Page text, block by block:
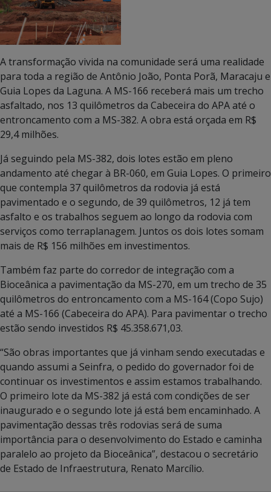
A transformação vivida na comunidade será uma realidade
para toda a região de Antônio João, Ponta Porã, Maracaju e
Guia Lopes da Laguna. A MS-166 receberá mais um trecho
asfaltado, nos 13 quilômetros da Cabeceira do APA até o
entroncamento com a MS-382. A obra está orçada em R$
29,4 milhões.
Já seguindo pela MS-382, dois lotes estão em pleno
andamento até chegar à BR-060, em Guia Lopes. O primeiro
que contempla 37 quilômetros da rodovia já está
pavimentado e o segundo, de 39 quilômetros, 12 já tem
asfalto e os trabalhos seguem ao longo da rodovia com
serviços como terraplanagem. Juntos os dois lotes somam
mais de R$ 156 milhões em investimentos.
Também faz parte do corredor de integração com a
Bioceânica a pavimentação da MS-270, em um trecho de 35
quilômetros do entroncamento com a MS-164 (Copo Sujo)
até a MS-166 (Cabeceira do APA). Para pavimentar o trecho
estão sendo investidos R$ 45.358.671,03.
“São obras importantes que já vinham sendo executadas e
quando assumi a Seinfra, o pedido do governador foi de
continuar os investimentos e assim estamos trabalhando.
O primeiro lote da MS-382 já está com condições de ser
inaugurado e o segundo lote já está bem encaminhado. A
pavimentação dessas três rodovias será de suma
importância para o desenvolvimento do Estado e caminha
paralelo ao projeto da Bioceânica”, destacou o secretário
de Estado de Infraestrutura, Renato Marcílio.